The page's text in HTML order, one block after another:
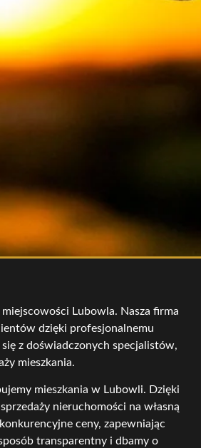
Lubowla. Nasza firma
dzięki profesjonalnemu
z doświadczonych specjalistów,
mieszkania.
mieszkania w Lubowli. Dzięki
nieruchomości na własną
ceny, zapewniając
transparentny i dbamy o